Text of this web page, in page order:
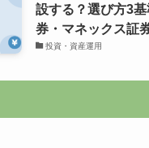
設する？選び方3
券・マネックス証
投資・資産運用